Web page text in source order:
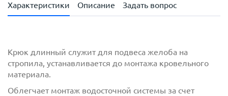
Характеристики Описание Задать вопрос
Крюк длинный служит для подвеса желоба на
стропила, устанавливается до монтажа кровельного
материала.
Облегчает монтаж водосточной системы за счет